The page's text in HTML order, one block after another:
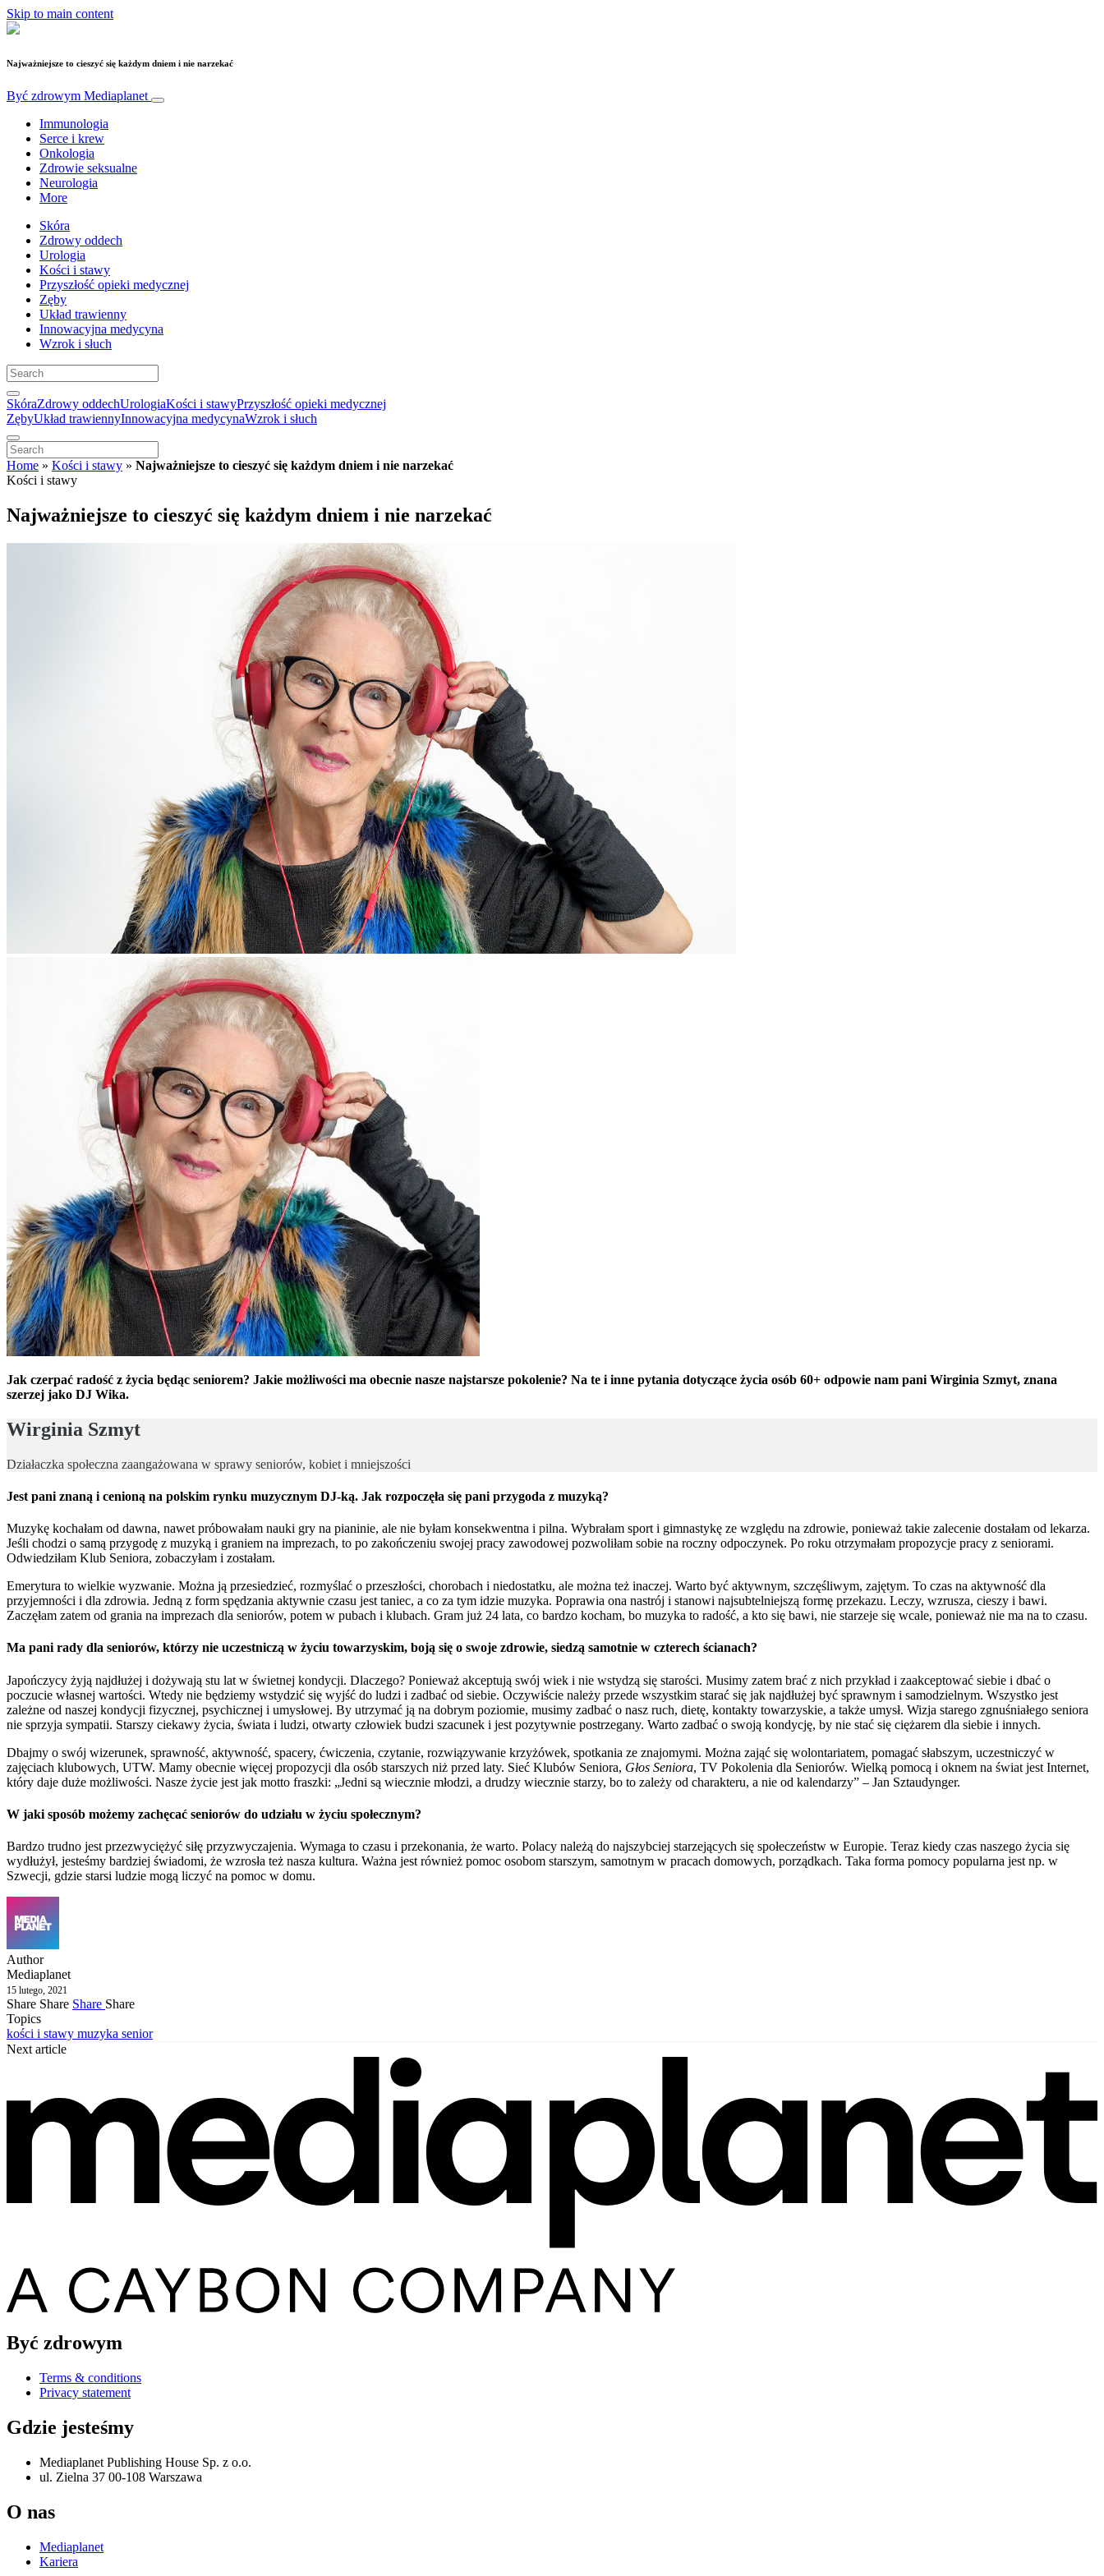
Skip to main content
Najważniejsze to cieszyć się każdym dniem i nie narzekać
Być zdrowym Mediaplanet
Immunologia
Serce i krew
Onkologia
Zdrowie seksualne
Neurologia
More
Skóra
Zdrowy oddech
Urologia
Kości i stawy
Przyszłość opieki medycznej
Zęby
Układ trawienny
Innowacyjna medycyna
Wzrok i słuch
SkóraZdrowy oddechUrologiaKości i stawyPrzyszłość opieki medycznej
ZębyUkład trawiennyInnowacyjna medycynaWzrok i słuch
Home » Kości i stawy » Najważniejsze to cieszyć się każdym dniem i nie narzekać
Kości i stawy
Najważniejsze to cieszyć się każdym dniem i nie narzekać
Jak czerpać radość z życia będąc seniorem? Jakie możliwości ma obecnie nasze najstarsze pokolenie? Na te i inne pytania dotyczące życia osób 60+ odpowie nam pani Wirginia Szmyt, znana
szerzej jako DJ Wika.
Wirginia Szmyt
Działaczka społeczna zaangażowana w sprawy seniorów, kobiet i mniejszości
Jest pani znaną i cenioną na polskim rynku muzycznym DJ-ką. Jak rozpoczęła się pani przygoda z muzyką?
Muzykę kochałam od dawna, nawet próbowałam nauki gry na pianinie, ale nie byłam konsekwentna i pilna. Wybrałam sport i gimnastykę ze względu na zdrowie, ponieważ takie zalecenie dostałam od lekarza.
Jeśli chodzi o samą przygodę z muzyką i graniem na imprezach, to po zakończeniu swojej pracy zawodowej pozwoliłam sobie na roczny odpoczynek. Po roku otrzymałam propozycje pracy z seniorami.
Odwiedziłam Klub Seniora, zobaczyłam i zostałam.
Emerytura to wielkie wyzwanie. Można ją przesiedzieć, rozmyślać o przeszłości, chorobach i niedostatku, ale można też inaczej. Warto być aktywnym, szczęśliwym, zajętym. To czas na aktywność dla
przyjemności i dla zdrowia. Jedną z form spędzania aktywnie czasu jest taniec, a co za tym idzie muzyka. Poprawia ona nastrój i stanowi najsubtelniejszą formę przekazu. Leczy, wzrusza, cieszy i bawi.
Zaczęłam zatem od grania na imprezach dla seniorów, potem w pubach i klubach. Gram już 24 lata, co bardzo kocham, bo muzyka to radość, a kto się bawi, nie starzeje się wcale, ponieważ nie ma na to czasu.
Ma pani rady dla seniorów, którzy nie uczestniczą w życiu towarzyskim, boją się o swoje zdrowie, siedzą samotnie w czterech ścianach?
Japończycy żyją najdłużej i dożywają stu lat w świetnej kondycji. Dlaczego? Ponieważ akceptują swój wiek i nie wstydzą się starości. Musimy zatem brać z nich przykład i zaakceptować siebie i dbać o
poczucie własnej wartości. Wtedy nie będziemy wstydzić się wyjść do ludzi i zadbać od siebie. Oczywiście należy przede wszystkim starać się jak najdłużej być sprawnym i samodzielnym. Wszystko jest
zależne od naszej kondycji fizycznej, psychicznej i umysłowej. By utrzymać ją na dobrym poziomie, musimy zadbać o nasz ruch, dietę, kontakty towarzyskie, a także umysł. Wizja starego zgnuśniałego seniora
nie sprzyja sympatii. Starszy ciekawy życia, świata i ludzi, otwarty człowiek budzi szacunek i jest pozytywnie postrzegany. Warto zadbać o swoją kondycję, by nie stać się ciężarem dla siebie i innych.
Dbajmy o swój wizerunek, sprawność, aktywność, spacery, ćwiczenia, czytanie, rozwiązywanie krzyżówek, spotkania ze znajomymi. Można zająć się wolontariatem, pomagać słabszym, uczestniczyć w
zajęciach klubowych, UTW. Mamy obecnie więcej propozycji dla osób starszych niż przed laty. Sieć Klubów Seniora, Głos Seniora, TV Pokolenia dla Seniorów. Wielką pomocą i oknem na świat jest Internet,
który daje duże możliwości. Nasze życie jest jak motto fraszki: „Jedni są wiecznie młodzi, a drudzy wiecznie starzy, bo to zależy od charakteru, a nie od kalendarzy” – Jan Sztaudynger.
W jaki sposób możemy zachęcać seniorów do udziału w życiu społecznym?
Bardzo trudno jest przezwyciężyć siłę przyzwyczajenia. Wymaga to czasu i przekonania, że warto. Polacy należą do najszybciej starzejących się społeczeństw w Europie. Teraz kiedy czas naszego życia się
wydłużył, jesteśmy bardziej świadomi, że wzrosła też nasza kultura. Ważna jest również pomoc osobom starszym, samotnym w pracach domowych, porządkach. Taka forma pomocy popularna jest np. w
Szwecji, gdzie starsi ludzie mogą liczyć na pomoc w domu.
Author
Mediaplanet
15 lutego, 2021
Share Share Share Share
Topics
kości i stawy muzyka senior
Next article
Być zdrowym
Terms & conditions
Privacy statement
Gdzie jesteśmy
Mediaplanet Publishing House Sp. z o.o.
ul. Zielna 37 00-108 Warszawa
O nas
Mediaplanet
Kariera